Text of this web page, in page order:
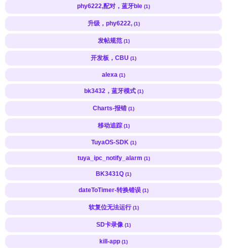
phy6222,配对，蓝牙ble (1)
升级，phy6222, (1)
发帖规范 (1)
开发板，CBU (1)
alexa (1)
bk3432，蓝牙模式 (1)
Charts-报错 (1)
移动追踪 (1)
TuyaOS-SDK (1)
tuya_ipc_notify_alarm (1)
BK3431Q (1)
dateToTimer-转换错误 (1)
软复位无法运行 (1)
SD卡录像 (1)
kill-app (1)